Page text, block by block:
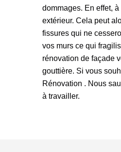
dommages. En effet,
extérieur. Cela peut
fissures qui ne
vos murs ce qui
rénovation de façade
gouttière. Si vous
Rénovation . Nous
à travailler.